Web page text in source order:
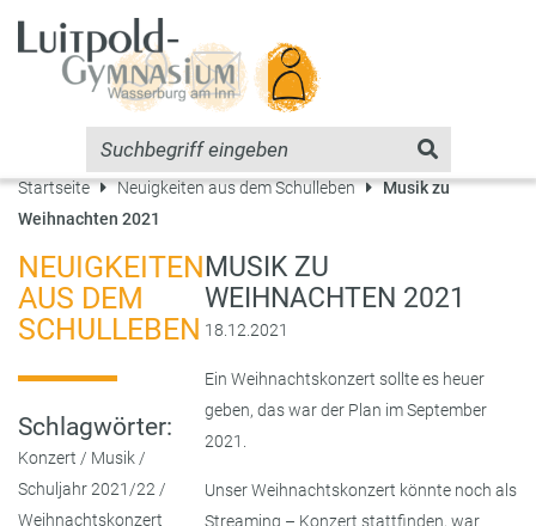
Startseite Neuigkeiten aus dem Schulleben
Musik zu
Weihnachten 2021
NEUIGKEITEN
AUS DEM
SCHULLEBEN
Schlagwörter:
Konzert / Musik/
Schuljahr 2021/22/
Weihnachtskonzert
MUSIK ZU
WEIHNACHTEN 2021
18.12.2021
Ein Weihnachtskonzert sollte es heuer
geben, das war der Plan im September
2021.
Unser Weihnachtskonzert könnte noch als
Streaming – Konzert stattfinden, war